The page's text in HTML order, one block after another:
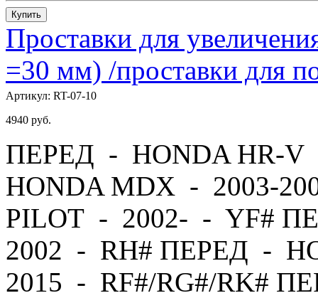
Купить
Проставки для
=30 мм) /проставки для
Артикул: RT-07-10
4940 руб.
ПЕРЕД - HONDA HR-
HONDA MDX - 2003-
PILOT - 2002- - YF#
2002 - RH# ПЕРЕД -
2015 - RF#/RG#/RK#